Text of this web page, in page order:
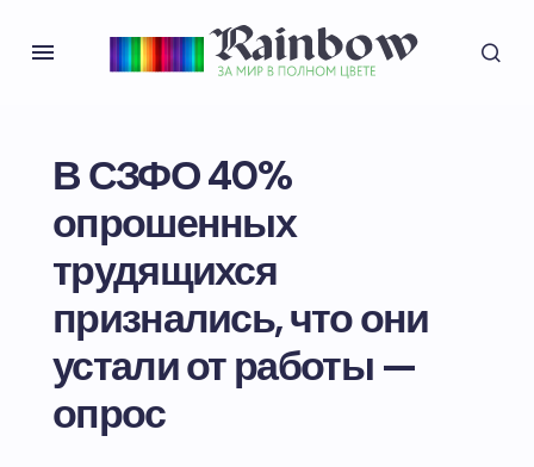
В СЗФО 40%
опрошенных
трудящихся
признались, что они
устали от работы —
опрос